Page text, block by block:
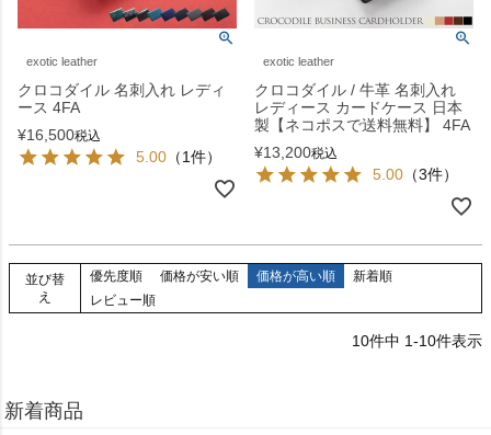
exotic leather
クロコダイル 名刺入れ レディ
ース 4FA
¥16,500税込
5.00 （1件）
exotic leather
クロコダイル / 牛革 名刺入れ
レディース カードケース 日本
製【ネコポスで送料無料】 4FA
¥13,200税込
5.00 （3件）
並び替
え
優先度順 価格が安い順 価格が高い順
新着順
レビュー順
10件中 1-10件表示
新着商品